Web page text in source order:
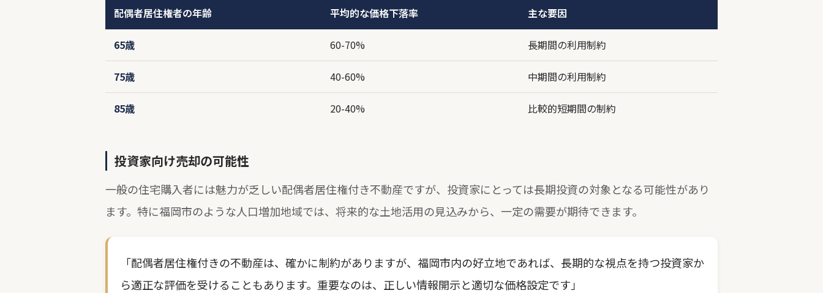
配偶者居住権者の年齢 平均的な価格下落率 主な要因
65歳 60-70% 長期間の利用制約
75歳 40-60% 中期間の利用制約
85歳 20-40% 比較的短期間の制約
投資家向け売却の可能性
一般の住宅購入者には魅力が乏しい配偶者居住権付き不動産ですが、投資家にとっては長期投資の対象となる可能性があり
ます。特に福岡市のような人口増加地域では、将来的な土地活用の見込みから、一定の需要が期待できます。
「配偶者居住権付きの不動産は、確かに制約がありますが、福岡市内の好立地であれば、長期的な視点を持つ投資家か
ら適正な評価を受けることもあります。重要なのは、正しい情報開示と適切な価格設定です」